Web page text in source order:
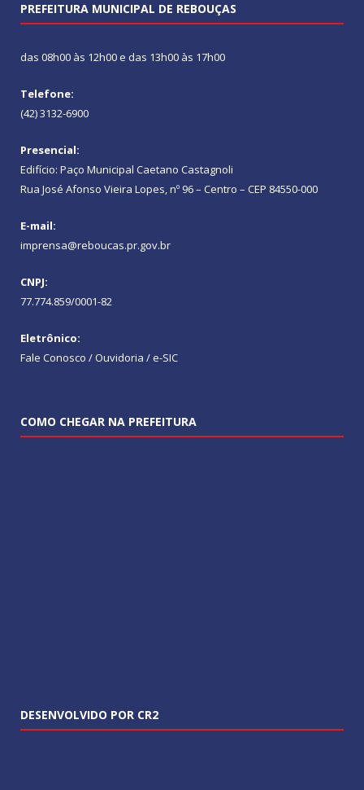
PREFEITURA MUNICIPAL DE REBOUÇAS
das 08h00 às 12h00 e das 13h00 às 17h00
Telefone:
(42) 3132-6900
Presencial:
Edifício: Paço Municipal Caetano Castagnoli
Rua José Afonso Vieira Lopes, nº 96 – Centro – CEP 84550-000
E-mail:
imprensa@reboucas.pr.gov.br
CNPJ:
77.774.859/0001-82
Eletrônico:
Fale Conosco / Ouvidoria / e-SIC
COMO CHEGAR NA PREFEITURA
DESENVOLVIDO POR CR2